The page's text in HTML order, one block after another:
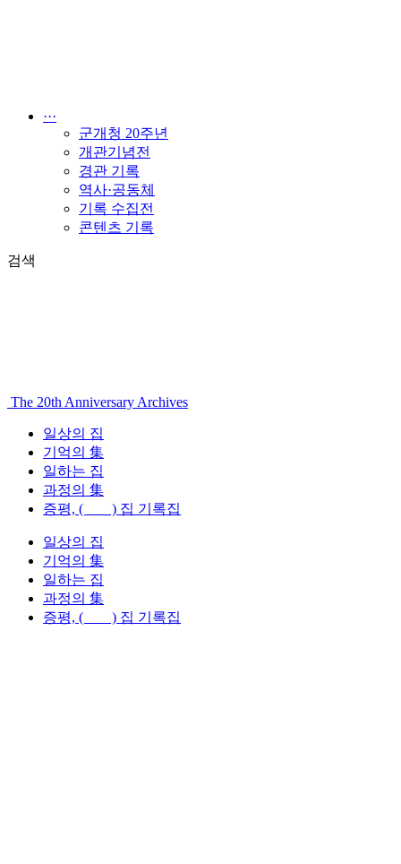
···
군개청 20주년
개관기념전
경관 기록
역사·공동체
기록 수집전
콘텐츠 기록
검색
The 20th Anniversary Archives
일상의 집
기억의 集
일하는 집
과정의 集
증평, ( ) 집 기록집
일상의 집
기억의 集
일하는 집
과정의 集
증평, ( ) 집 기록집